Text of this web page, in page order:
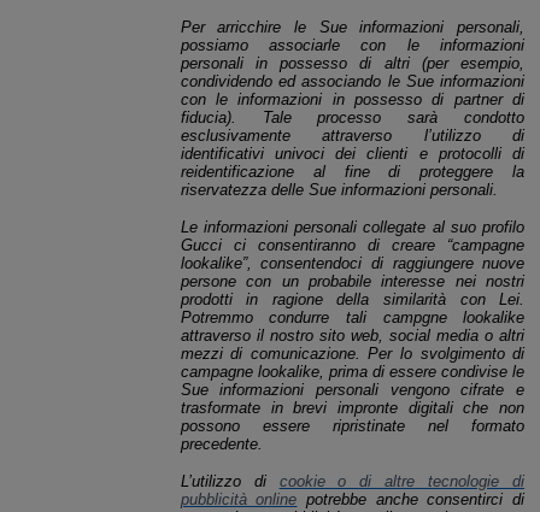
Per arricchire le Sue informazioni personali,
possiamo associarle con le informazioni
personali in possesso di altri (per esempio,
condividendo ed associando le Sue informazioni
con le informazioni in possesso di partner di
fiducia). Tale processo sarà condotto
esclusivamente attraverso l’utilizzo di
identificativi univoci dei clienti e protocolli di
reidentificazione al fine di proteggere la
riservatezza delle Sue informazioni personali.
Le informazioni personali collegate al suo profilo
Gucci ci consentiranno di creare “campagne
lookalike”, consentendoci di raggiungere nuove
persone con un probabile interesse nei nostri
prodotti in ragione della similarità con Lei.
Potremmo condurre tali campgne lookalike
attraverso il nostro sito web, social media o altri
mezzi di comunicazione. Per lo svolgimento di
campagne lookalike, prima di essere condivise le
Sue informazioni personali vengono cifrate e
trasformate in brevi impronte digitali che non
possono essere ripristinate nel formato
precedente.
L’utilizzo di cookie o di altre tecnologie di
pubblicità online potrebbe anche consentirci di